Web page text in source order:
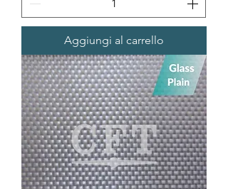
Aggiungi al carrello